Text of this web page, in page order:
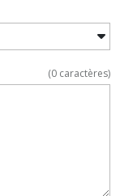
(0 caractères)